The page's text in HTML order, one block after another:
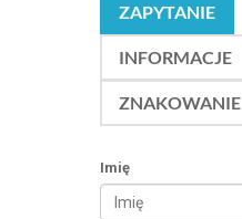
ZAPYTANIE
INFORMACJE
ZNAKOWANIE
Imię